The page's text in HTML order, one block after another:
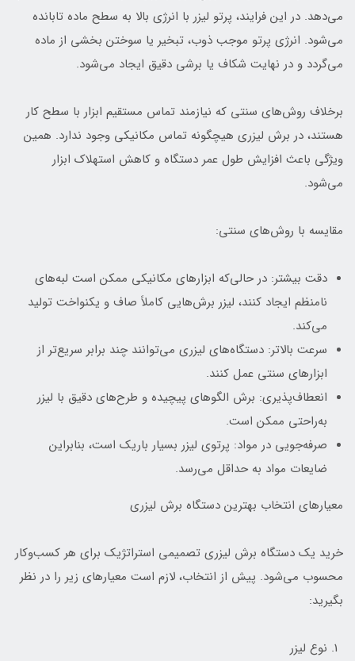
می‌دهد. در این فرایند، پرتو لیزر با انرژی بالا به سطح ماده تابانده
می‌شود. انرژی پرتو موجب ذوب، تبخیر یا سوختن بخشی از ماده
می‌گردد و در نهایت شکاف یا برشی دقیق ایجاد می‌شود.
برخلاف روش‌های سنتی که نیازمند تماس مستقیم ابزار با سطح کار
هستند، در برش لیزری هیچگونه تماس مکانیکی وجود ندارد. همین
ویژگی باعث افزایش طول عمر دستگاه و کاهش استهلاک ابزار
می‌شود.
مقایسه با روش‌های سنتی:
دقت بیشتر: در حالی‌که ابزارهای مکانیکی ممکن است لبه‌های
نامنظم ایجاد کنند، لیزر برش‌هایی کاملاً صاف و یکنواخت تولید
می‌کند.
سرعت بالاتر: دستگاه‌های لیزری می‌توانند چند برابر سریع‌تر از
ابزارهای سنتی عمل کنند.
انعطاف‌پذیری: برش الگوهای پیچیده و طرح‌های دقیق با لیزر
به‌راحتی ممکن است.
صرفه‌جویی در مواد: پرتوی لیزر بسیار باریک است، بنابراین
ضایعات مواد به حداقل می‌رسد.
معیارهای انتخاب بهترین دستگاه برش لیزری
خرید یک دستگاه برش لیزری تصمیمی استراتژیک برای هر کسب‌وکار
محسوب می‌شود. پیش از انتخاب، لازم است معیارهای زیر را در نظر
بگیرید:
نوع لیزر